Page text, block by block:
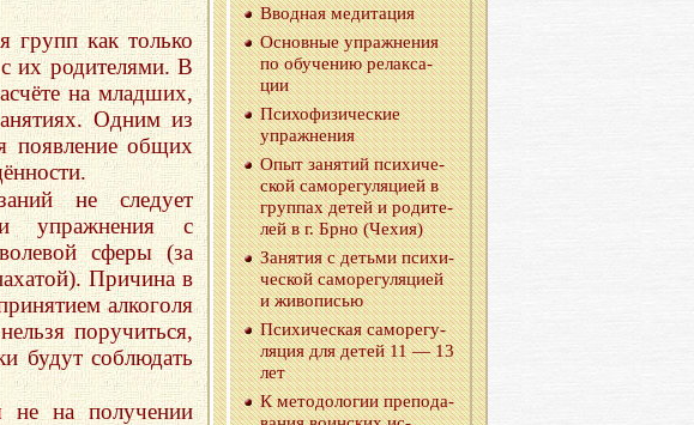
групп как только
их родителями. В
на младших,
Одним из
появление общих
не следует
упражнения с
сферы (за
Причина в
алкоголя
поручиться,
будут соблюдать
не на получении
Ввод­ная ме­ди­та­ция
Ос­нов­ные упраж­не­ния
по обу­че­нию ре­лак­са­
ции
Пси­хо­фи­зи­че­ские
упраж­не­ния
Опыт за­ня­тий пси­хи­че­
ской са­мо­ре­гу­ля­ци­ей в
груп­пах детей и ро­ди­те­
лей в г. Брно (Чехия)
За­ня­тия с детьми пси­хи­
че­ской са­мо­ре­гу­ля­ци­ей
и жи­во­пи­сью
Пси­хи­че­ская са­мо­ре­гу­
ля­ция для детей 11 — 13
лет
К ме­то­до­ло­гии пре­по­да­